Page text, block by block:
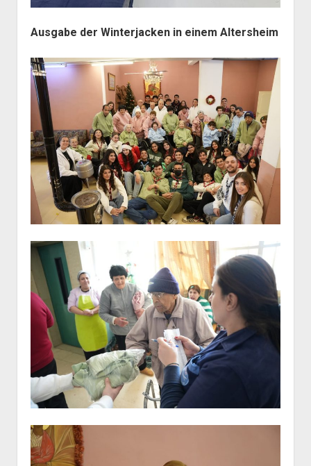
Ausgabe der Winterjacken in einem Altersheim